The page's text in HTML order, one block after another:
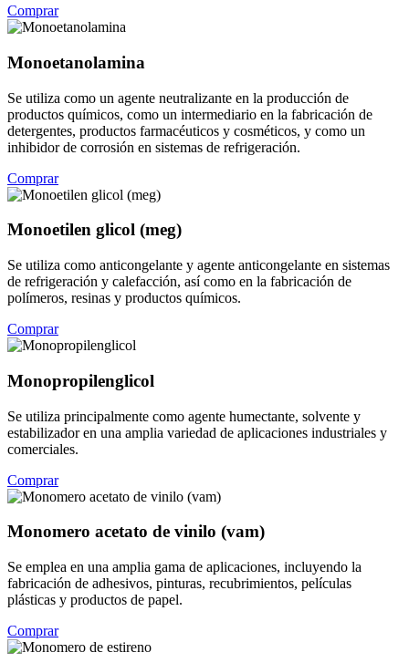
Comprar
Monoetanolamina
Se utiliza como un agente neutralizante en la producción de
productos químicos, como un intermediario en la fabricación de
detergentes, productos farmacéuticos y cosméticos, y como un
inhibidor de corrosión en sistemas de refrigeración.
Comprar
Monoetilen glicol (meg)
Se utiliza como anticongelante y agente anticongelante en sistemas
de refrigeración y calefacción, así como en la fabricación de
polímeros, resinas y productos químicos.
Comprar
Monopropilenglicol
Se utiliza principalmente como agente humectante, solvente y
estabilizador en una amplia variedad de aplicaciones industriales y
comerciales.
Comprar
Monomero acetato de vinilo (vam)
Se emplea en una amplia gama de aplicaciones, incluyendo la
fabricación de adhesivos, pinturas, recubrimientos, películas
plásticas y productos de papel.
Comprar